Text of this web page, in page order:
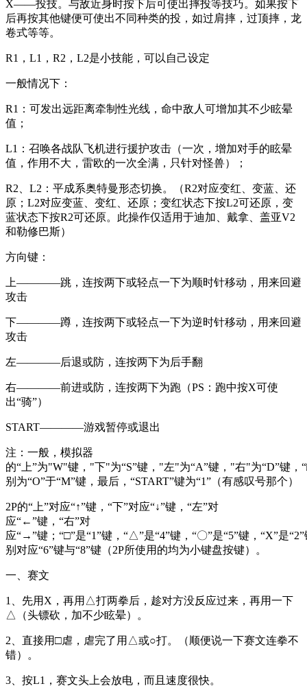
X——投技。与敌近身时按下后可使出摔投等技巧。如果按下
后再按其他键便可使出不同种类的投，如过肩摔，过顶摔，龙
卷式等等。
R1，L1，R2，L2是小技能，可以自己设定
一般情况下：
R1：可发出远距离牵制性光线，命中敌人可增加其不少眩晕
值；
L1：召唤各战队飞机进行援护攻击（一次，增加对手的眩晕
值，作用不大，雷欧的一次全满，只针对怪兽）；
R2、L2：平成系奥特曼形态切换。（R2对应变红、变蓝、还
原；L2对应变蓝、变红、还原；变红状态下按L2可还原，变
蓝状态下按R2可还原。此操作仅适用于迪加、戴拿、盖亚V2
和勒修巴斯）
方向键：
上————跳，连按两下或轻点一下为顺时针移动，用来回避
攻击
下————蹲，连按两下或轻点一下为逆时针移动，用来回避
攻击
左————后退或防，连按两下为后手翻
右————前进或防，连按两下为跑（PS：跑中按X可使
出“骑”）
START————游戏暂停或退出
注：一般，模拟器
的“上”为"W"键，"下"为“S”键，"左"为“A”键，"右"为“D”键，
别为“O”于“M”键，最后，“START”键为“1”（有感叹号那个）
2P的“上”对应“↑”键，“下”对应“↓”键，“左”对
应“←”键，“右”对
应“→”键；“□”是“1”键，“△”是“4”键，“〇”是“5”键，“X”是
别对应“6”键与“8”键（2P所使用的均为小键盘按键）。
一、赛文
1、先用X，再用△打两拳后，趁对方没反应过来，再用一下
△（头镖砍，加不少眩晕）。
2、直接用□虐，虐完了用△或○打。（顺便说一下赛文连拳不
错）。
3、按L1，赛文头上会放电，而且速度很快。